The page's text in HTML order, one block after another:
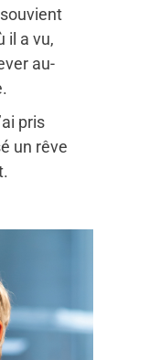
il a vu,
au-
pris
un rêve